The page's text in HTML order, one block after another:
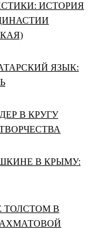
ИСТОРИЯ
ЯЗЫК:
В КРУГУ
В КРЫМУ:
ТОЛСТОМ В